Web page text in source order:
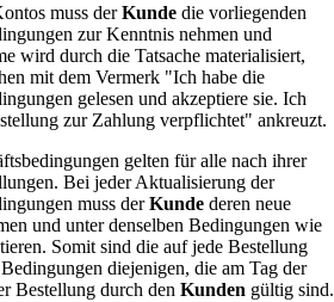
muss derKunde die vorliegenden
zur Kenntnis nehmen und
wird durch die Tatsache materialisiert,
mit dem Vermerk "Ich habe die
gelesen und akzeptiere sie. Ich
zur Zahlung verpflichtet" ankreuzt.
gelten für alle nach ihrer
Bei jeder Aktualisierung der
muss derKunde deren neue
und unter denselben Bedingungen wie
Somit sind die auf jede Bestellung
diejenigen, die am Tag der
Bestellung durch den Kunden gültig sind.